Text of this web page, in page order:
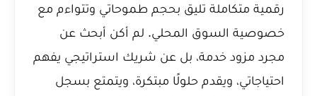
رقمية متكاملة تليق بحجم طموحاتي وتتواءم مع
خصوصية السوق المحلي. لم أكن أبحث عن
مجرد مزود خدمة، بل عن شريك استراتيجي يفهم
احتياجاتي، ويقدم حلولًا مبتكرة، ويتمتع بسجل